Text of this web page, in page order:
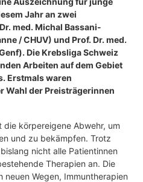
Jahr an zwei
med. Michal Bassani-
/ CHUV) und Prof. Dr. med.
Die Krebsliga Schweiz
Arbeiten auf dem Gebiet
Erstmals waren
Wahl der Preisträgerinnen
körpereigene Abwehr, um
und zu bekämpfen. Trotz
nicht alle Patientinnen
Therapien an. Die
neuen Wegen, Immuntherapien